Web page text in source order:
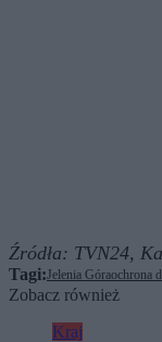
Źródła: TVN24,
Tagi:Jelenia Góraochrona
Zobacz również
Kraj